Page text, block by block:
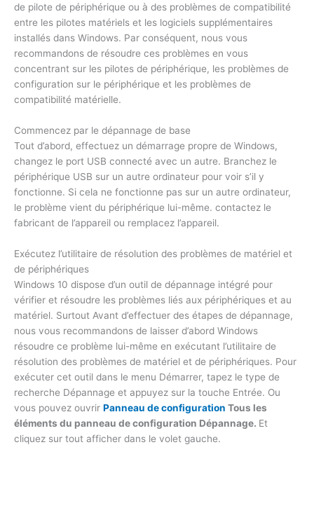
de pilote de périphérique ou à des problèmes de compatibilité
entre les pilotes matériels et les logiciels supplémentaires
installés dans Windows. Par conséquent, nous vous
recommandons de résoudre ces problèmes en vous
concentrant sur les pilotes de périphérique, les problèmes de
configuration sur le périphérique et les problèmes de
compatibilité matérielle.
Commencez par le dépannage de base
Tout d’abord, effectuez un démarrage propre de Windows,
changez le port USB connecté avec un autre. Branchez le
périphérique USB sur un autre ordinateur pour voir s’il y
fonctionne. Si cela ne fonctionne pas sur un autre ordinateur,
le problème vient du périphérique lui-même. contactez le
fabricant de l’appareil ou remplacez l’appareil.
Exécutez l’utilitaire de résolution des problèmes de matériel et
de périphériques
Windows 10 dispose d’un outil de dépannage intégré pour
vérifier et résoudre les problèmes liés aux périphériques et au
matériel. Surtout Avant d’effectuer des étapes de dépannage,
nous vous recommandons de laisser d’abord Windows
résoudre ce problème lui-même en exécutant l’utilitaire de
résolution des problèmes de matériel et de périphériques. Pour
exécuter cet outil dans le menu Démarrer, tapez le type de
recherche Dépannage et appuyez sur la touche Entrée. Ou
vous pouvez ouvrir Panneau de configuration Tous les
éléments du panneau de configuration Dépannage. Et
cliquez sur tout afficher dans le volet gauche.